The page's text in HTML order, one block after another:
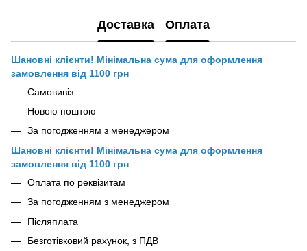
Доставка Оплата
Шановні клієнти! Мінімальна сума для оформлення
замовлення від 1100 грн
Самовивіз
Новою поштою
За погодженням з менеджером
Шановні клієнти! Мінімальна сума для оформлення
замовлення від 1100 грн
Оплата по реквізитам
За погодженням з менеджером
Післяплата
Безготівковий рахунок, з ПДВ